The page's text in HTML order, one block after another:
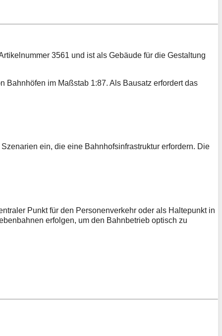
3561 und ist als Gebäude für die Gestaltung
Bahnhöfen im Maßstab 1:87. Als Bausatz erfordert das
ein, die eine Bahnhofsinfrastruktur erfordern. Die
Punkt für den Personenverkehr oder als Haltepunkt in
erfolgen, um den Bahnbetrieb optisch zu